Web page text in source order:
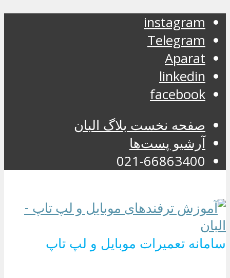
instagram
Telegram
Aparat
linkedin
facebook
صفحه نخست بلاگ البان
آرشیو پست‌ها
021-66863400
سامانه تعمیرات موبایل و لپ تاپ